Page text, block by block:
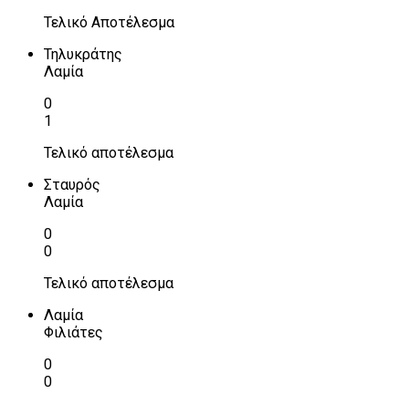
Τελικό Αποτέλεσμα
Τηλυκράτης
Λαμία
0
1
Τελικό αποτέλεσμα
Σταυρός
Λαμία
0
0
Τελικό αποτέλεσμα
Λαμία
Φιλιάτες
0
0